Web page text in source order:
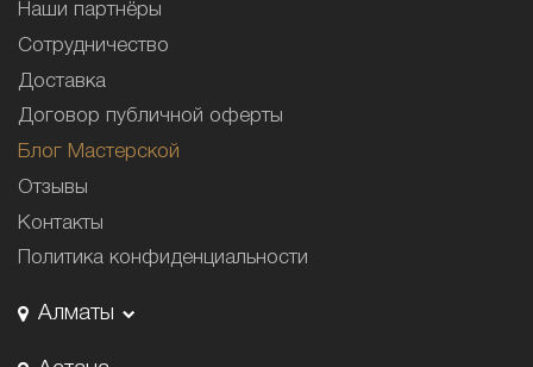
Наши партнёры
Сотрудничество
Доставка
Договор публичной оферты
Блог Мастерской
Отзывы
Контакты
Политика конфиденциальности
Алматы